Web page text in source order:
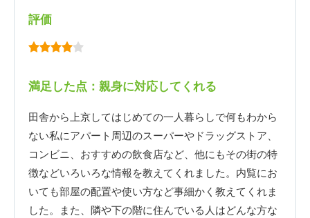
評価
満足した点：親身に対応してくれる
田舎から上京してはじめての一人暮らしで何もわから
ない私にアパート周辺のスーパーやドラッグストア、
コンビニ、おすすめの飲食店など、他にもその街の特
徴などいろいろな情報を教えてくれました。内覧にお
いても部屋の配置や使い方など事細かく教えてくれま
した。また、隣や下の階に住んでいる人はどんな方な